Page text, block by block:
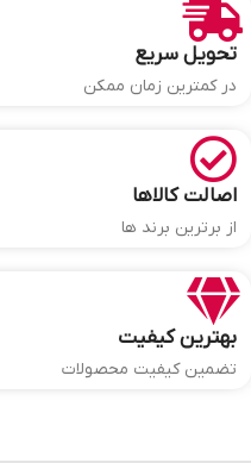
تحویل سریع
در کمترین زمان ممکن
اصالت کالاها
از برترین برند ها
بهترین کیفیت
تضمین کیفیت محصولات